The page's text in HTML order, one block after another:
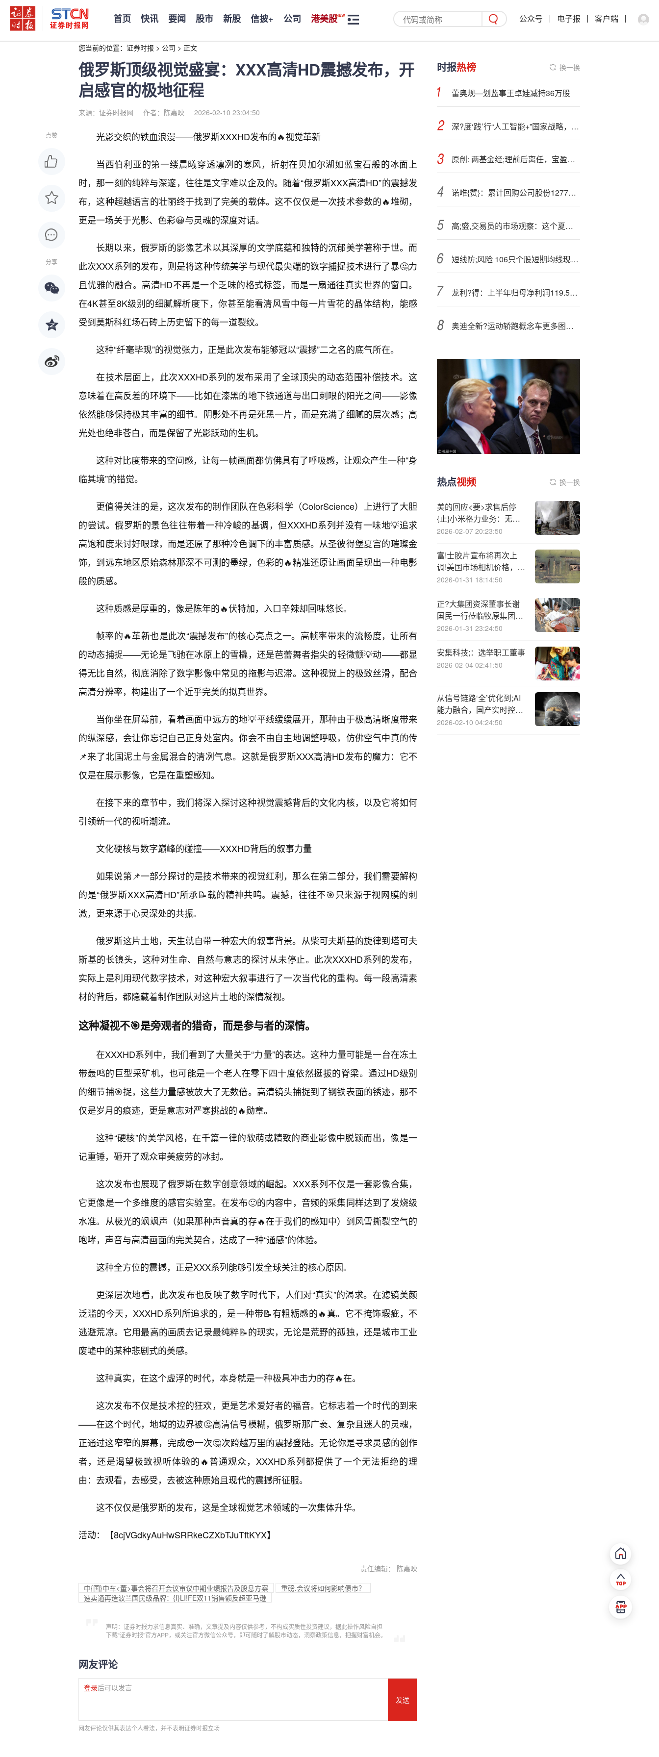
首页 快讯 要闻 股市 新股 信披+ 公司 港美股 公众号 电子报 客户端
您当前的位置： 证券时报 > 公司 > 正文
俄罗斯顶级视觉盛宴：XXX高清HD震撼发布，开
启感官的极地征程
来源：证券时报网 作者：陈嘉映 2026-02-10 23:04:50
点赞
分享
光影交织的铁血浪漫——俄罗斯XXXHD发布的🔥视觉革新
当西伯利亚的第一缕晨曦穿透凛冽的寒风，折射在贝加尔湖如蓝宝石般的冰面上
时，那一刻的纯粹与深邃，往往是文字难以企及的。随着“俄罗斯XXX高清HD”的震撼发
布，这种超越语言的壮丽终于找到了完美的载体。这不仅仅是一次技术参数的🔥堆砌，
更是一场关于光影、色彩😀与灵魂的深度对话。
长期以来，俄罗斯的影像艺术以其深厚的文学底蕴和独特的沉郁美学著称于世。而
此次XXX系列的发布，则是将这种传统美学与现代最尖端的数字捕捉技术进行了暴🤔力
且优雅的融合。高清HD不再是一个乏味的格式标签，而是一扇通往真实世界的窗口。
在4K甚至8K级别的细腻解析度下，你甚至能看清风雪中每一片雪花的晶体结构，能感
受到莫斯科红场石砖上历史留下的每一道裂纹。
这种“纤毫毕现”的视觉张力，正是此次发布能够冠以“震撼”二之名的底气所在。
在技术层面上，此次XXXHD系列的发布采用了全球顶尖的动态范围补偿技术。这
意味着在高反差的环境下——比如在漆黑的地下铁通道与出口刺眼的阳光之间——影像
依然能够保持极其丰富的细节。阴影处不再是死黑一片，而是充满了细腻的层次感；高
光处也绝非苍白，而是保留了光影跃动的生机。
这种对比度带来的空间感，让每一帧画面都仿佛具有了呼吸感，让观众产生一种“身
临其境”的错觉。
更值得关注的是，这次发布的制作团队在色彩科学（ColorScience）上进行了大胆
的尝试。俄罗斯的景色往往带着一种冷峻的基调，但XXXHD系列并没有一味地💡追求
高饱和度来讨好眼球，而是还原了那种冷色调下的丰富质感。从圣彼得堡夏宫的璀璨金
饰，到远东地区原始森林那深不可测的墨绿，色彩的🔥精准还原让画面呈现出一种电影
般的质感。
这种质感是厚重的，像是陈年的🔥伏特加，入口辛辣却回味悠长。
帧率的🔥革新也是此次“震撼发布”的核心亮点之一。高帧率带来的流畅度，让所有
的动态捕捉——无论是飞驰在冰原上的雪橇，还是芭蕾舞者指尖的轻微颤💡动——都显
得无比自然，彻底消除了数字影像中常见的拖影与迟滞。这种视觉上的极致丝滑，配合
高清分辨率，构建出了一个近乎完美的拟真世界。
当你坐在屏幕前，看着画面中远方的地💡平线缓缓展开，那种由于极高清晰度带来
的纵深感，会让你忘记自己正身处室内。你会不由自主地调整呼吸，仿佛空气中真的传
📌来了北国泥土与金属混合的清冽气息。这就是俄罗斯XXX高清HD发布的魔力：它不
仅是在展示影像，它是在重塑感知。
在接下来的章节中，我们将深入探讨这种视觉震撼背后的文化内核，以及它将如何
引领新一代的视听潮流。
文化硬核与数字巅峰的碰撞——XXXHD背后的叙事力量
如果说第📌一部分探讨的是技术带来的视觉红利，那么在第二部分，我们需要解构
的是“俄罗斯XXX高清HD”所承📝载的精神共鸣。震撼，往往不🎯只来源于视网膜的刺
激，更来源于心灵深处的共振。
俄罗斯这片土地，天生就自带一种宏大的叙事背景。从柴可夫斯基的旋律到塔可夫
斯基的长镜头，这种对生命、自然与意志的探讨从未停止。此次XXXHD系列的发布，
实际上是利用现代数字技术，对这种宏大叙事进行了一次当代化的重构。每一段高清素
材的背后，都隐藏着制作团队对这片土地的深情凝视。
这种凝视不🎯是旁观者的猎奇，而是参与者的深情。
在XXXHD系列中，我们看到了大量关于“力量”的表达。这种力量可能是一台在冻土
带轰鸣的巨型采矿机，也可能是一个老人在零下四十度依然挺拔的脊梁。通过HD级别
的细节捕🎯捉，这些力量感被放大了无数倍。高清镜头捕捉到了钢铁表面的锈迹，那不
仅是岁月的痕迹，更是意志对严寒挑战的🔥勋章。
这种“硬核”的美学风格，在千篇一律的软萌或精致的商业影像中脱颖而出，像是一
记重锤，砸开了观众审美疲劳的冰封。
这次发布也展现了俄罗斯在数字创意领域的崛起。XXX系列不仅是一套影像合集，
它更像是一个多维度的感官实验室。在发布🙂的内容中，音频的采集同样达到了发烧级
水准。从极光的飒飒声（如果那种声音真的存🔥在于我们的感知中）到风雪撕裂空气的
咆哮，声音与高清画面的完美契合，达成了一种“通感”的体验。
这种全方位的震撼，正是XXX系列能够引发全球关注的核心原因。
更深层次地看，此次发布也反映了数字时代下，人们对“真实”的渴求。在滤镜美颜
泛滥的今天，XXXHD系列所追求的，是一种带📝有粗粝感的🔥真。它不掩饰瑕疵，不
逃避荒凉。它用最高的画质去记录最纯粹📝的现实，无论是荒野的孤独，还是城市工业
废墟中的某种悲剧式的美感。
这种真实，在这个虚浮的时代，本身就是一种极具冲击力的存🔥在。
这次发布不仅是技术控的狂欢，更是艺术爱好者的福音。它标志着一个时代的到来
——在这个时代，地域的边界被🤔高清信号模糊，俄罗斯那广袤、复杂且迷人的灵魂，
正通过这窄窄的屏幕，完成😎一次🤔次跨越万里的震撼登陆。无论你是寻求灵感的创作
者，还是渴望极致视听体验的🔥普通观众，XXXHD系列都提供了一个无法拒绝的理
由：去观看，去感受，去被这种原始且现代的震撼所征服。
这不仅仅是俄罗斯的发布，这是全球视觉艺术领域的一次集体升华。
活动：【8cjVGdkyAuHwSRRkeCZXbTJuTftKYX】
责任编辑： 陈嘉映
中{国}中车<董>事会将召开会议审议中期业绩报告及股息方案
重磅.会议将如何影响债市？
速卖通再造波兰国民级品牌：{I}LI!FE双11销售额反超亚马逊
声明：证券时报力求信息真实、准确，文章提及内容仅供参考，不构成实质性投资建议，据此操作风险自担
下载“证券时报”官方APP，或关注官方微信公众号，即可随时了解股市动态，洞察政策信息，把握财富机会。
网友评论
登录后可以发言
发送
网友评论仅供其表达个人看法，并不表明证券时报立场
时报热榜 换一换
蕾奥规—划监事王卓娃减持36万股
深?度‘践’行“人工智能+”国家战略，佳讯飞鸿以创新实践擘画智能未来
原创: 两基金经;理前后离任，宝盈基金留不住人才？
诺唯{赞}：累计回购公司股份127703股
高;盛,交易员的市场观察：这个夏天真正的主角是中国股市
短线防;风险 106只个股短期均线现死叉
龙利?得：上半年归母净利润119.58万元，同比下降69.52%
奥迪全新?运动轿跑概念车更多图片曝光，极简设计预示品牌未来风格
热点视频 换一换
美的回应<要>求售后停
{止}小米格力业务：无强
制排他性行为
2026-02-07 20:23:50
富!士胶片宣布将再次上
调!美国市场相机价格，距
上次最高涨 800 美元仅两
2026-01-31 18:14:50
正?大集团资深董事长谢
国民一行莅临牧原集团参
观交流
2026-01-31 23:24:50
安集科技;：选举职工董事
2026-02-04 02:41:50
从信号链路‘全’优化到;AI
能力融合，国产实时控制
MCU/DSP从替代走向跃
2026-02-10 04:24:50